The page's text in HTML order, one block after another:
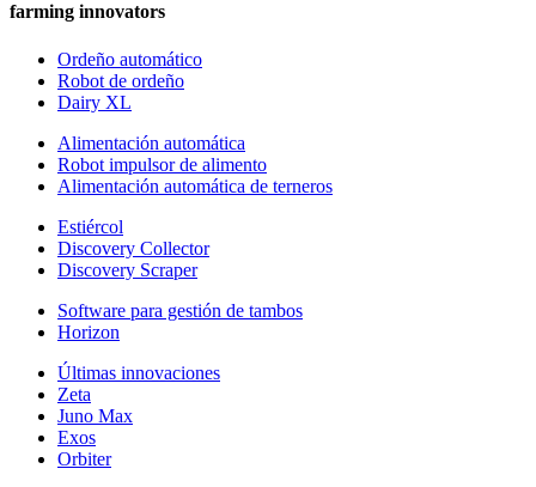
farming innovators
Ordeño automático
Robot de ordeño
Dairy XL
Alimentación automática
Robot impulsor de alimento
Alimentación automática de terneros
Estiércol
Discovery Collector
Discovery Scraper
Software para gestión de tambos
Horizon
Últimas innovaciones
Zeta
Juno Max
Exos
Orbiter